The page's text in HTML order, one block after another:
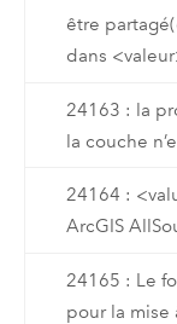
être
dans
24163 : la
la couche
24164 :
ArcGIS
24165 : Le
pour la mise